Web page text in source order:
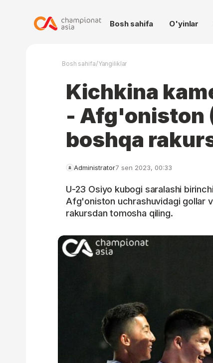
Bosh sahifa O'yinlar
Bosh sahifa/Yangiliklar
Kichkina
- Afg'oniston
boshqa
Administrator7 sen 2023, 00:33
U-23 Osiyo kubogi saralashi
Afg'oniston uchrashuvidagi gollar
rakursdan tomosha qiling.